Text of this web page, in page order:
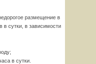
размещение в
в сутки, в зависимости
в сутки.